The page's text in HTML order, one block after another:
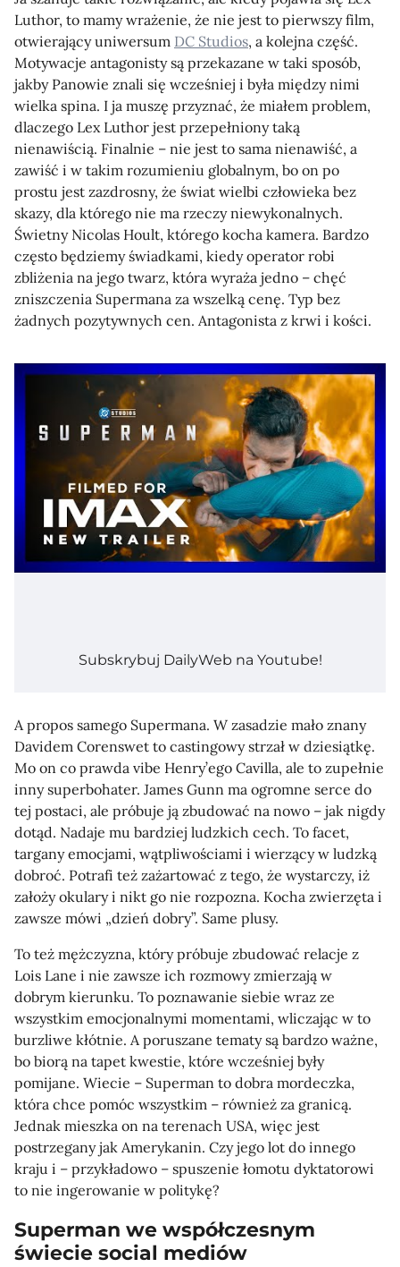
Luthor, to mamy wrażenie, że nie jest to pierwszy film,
otwierający uniwersum DC Studios, a kolejna część.
Motywacje antagonisty są przekazane w taki sposób,
jakby Panowie znali się wcześniej i była między nimi
wielka spina. I ja muszę przyznać, że miałem problem,
dlaczego Lex Luthor jest przepełniony taką
nienawiścią. Finalnie – nie jest to sama nienawiść, a
zawiść i w takim rozumieniu globalnym, bo on po
prostu jest zazdrosny, że świat wielbi człowieka bez
skazy, dla którego nie ma rzeczy niewykonalnych.
Świetny Nicolas Hoult, którego kocha kamera. Bardzo
często będziemy świadkami, kiedy operator robi
zbliżenia na jego twarz, która wyraża jedno – chęć
zniszczenia Supermana za wszelką cenę. Typ bez
żadnych pozytywnych cen. Antagonista z krwi i kości.
Subskrybuj DailyWeb na Youtube!
A propos samego Supermana. W zasadzie mało znany
Davidem Corenswet to castingowy strzał w dziesiątkę.
Mo on co prawda vibe Henry’ego Cavilla, ale to zupełnie
inny superbohater. James Gunn ma ogromne serce do
tej postaci, ale próbuje ją zbudować na nowo – jak nigdy
dotąd. Nadaje mu bardziej ludzkich cech. To facet,
targany emocjami, wątpliwościami i wierzący w ludzką
dobroć. Potrafi też zażartować z tego, że wystarczy, iż
założy okulary i nikt go nie rozpozna. Kocha zwierzęta i
zawsze mówi „dzień dobry”. Same plusy.
To też mężczyzna, który próbuje zbudować relacje z
Lois Lane i nie zawsze ich rozmowy zmierzają w
dobrym kierunku. To poznawanie siebie wraz ze
wszystkim emocjonalnymi momentami, wliczając w to
burzliwe kłótnie. A poruszane tematy są bardzo ważne,
bo biorą na tapet kwestie, które wcześniej były
pomijane. Wiecie – Superman to dobra mordeczka,
która chce pomóc wszystkim – również za granicą.
Jednak mieszka on na terenach USA, więc jest
postrzegany jak Amerykanin. Czy jego lot do innego
kraju i – przykładowo – spuszenie łomotu dyktatorowi
to nie ingerowanie w politykę?
Superman we współczesnym
świecie social mediów